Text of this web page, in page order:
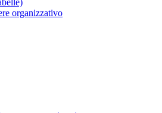
organizzativo